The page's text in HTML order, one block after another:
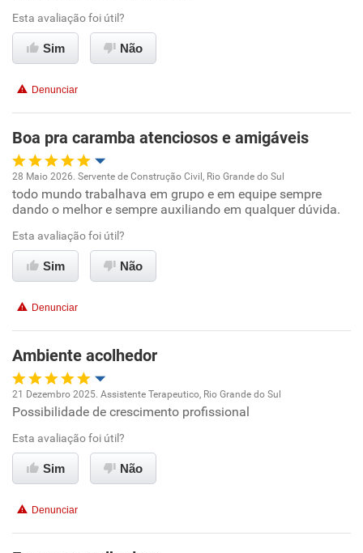
Ambiente de trabalho
Benefícios
Recomenda esta empresa
Recomenda a diretoria
Esta avaliação foi útil?
Sim Não
Denunciar
Boa pra caramba atenciosos e amigáveis
Oportunidade de promoção
Ambiente de trabalho
Conciliação com a vida familiar
Recomenda esta empresa
Recomenda a diretoria
28 Maio 2026. Servente de Construção Civil, Rio Grande do Sul
todo mundo trabalhava em grupo e em equipe sempre
dando o melhor e sempre auxiliando em qualquer dúvida.
Esta avaliação foi útil?
Sim Não
Denunciar
Ambiente acolhedor
Oportunidade de promoção
Ambiente de trabalho
Benefícios
21 Dezembro 2025. Assistente Terapeutico, Rio Grande do Sul
Possibilidade de crescimento profissional
Esta avaliação foi útil?
Sim Não
Denunciar